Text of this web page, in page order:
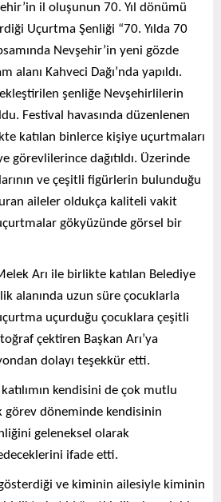
il oluşunun 70. Yıl dönümü
Uçurtma Şenliği “70. Yılda 70
Nevşehir’in yeni gözde
alanı Kahveci Dağı’nda yapıldı.
şenliğe Nevşehirlilerin
Festival havasında düzenlenen
katılan binlerce kişiye uçurtmaları
görevlilerince dağıtıldı. Üzerinde
ve çeşitli figürlerin bulunduğu
aileler oldukça kaliteli vakit
gökyüzünde görsel bir
Arı ile birlikte katılan Belediye
alanında uzun süre çocuklarla
uçurduğu çocuklara çeşitli
çektiren Başkan Arı’ya
dolayı teşekkür etti.
kendisini de çok mutlu
görev döneminde kendisinin
geleneksel olarak
ifade etti.
ve kiminin ailesiyle kiminin